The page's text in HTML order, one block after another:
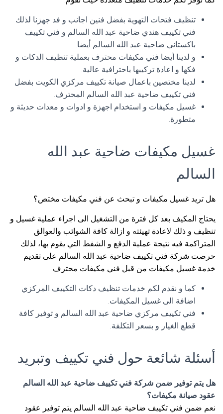
تنظيف فتحات التهوية بفضل فنين اجانب و فد جهزنا لذلك
فني تكييف هندي ضاحية عبد الله السالم و فني تكييف
باكستاني ضاحية عبد الله السالم أيضا.
و لدينا أيضا فني مكيفات محترف بعملية تنظيف الدكات و
فكها و اعادة تركيبها باحترافية عالية.
لدينا مختصين باعمال صيانة تكييف مركزي الكويت بفضل
فني تكييف ضاحية عبد الله السالم المحترف.
غسيل مكيفات و استخدام اجهزة و ادوات و معدات حديثة و
متطورة.
غسيل مكيفات ضاحية عبد الله
السالم
هل تريد غسيل مكيفات و تبحث عن فني مكيفات مختص؟
يحتاج المكيف بعد كل فترة من التشغيل الى اجراء عملية غسيل و
تنظيف و ذلك لاعادة تهيئته و ازالة كافة الشوائب والعوالق
المتراكمة فيه نتيجة عملية الدفع و الشفط التي يقوم بها، لذلك
حرصت شركة فني تكييف ضاحية عبد الله السالم على تقديم
خدمة غسيل مكيفات من قبل فني مكيفات محترف.
كما و نقدم لكم خدمات تنظيف دكات التكييف المركزي
اضافة الى غسيل المكيفات.
فني تكييف مركزي ضاحية عبد الله السالم و توفير كافة
قطع الغيار و بسعر التكلفة.
أسئلة شائعة حول فني تكييف وتبريد
هل يتم توفير ضمن شركة فني تكييف ضاحية عبد الله السالم
عقود صيانة مكيفات؟
نعم ضمن فني تكييف ضاحية عبد الله السالم يتم توفير عقود